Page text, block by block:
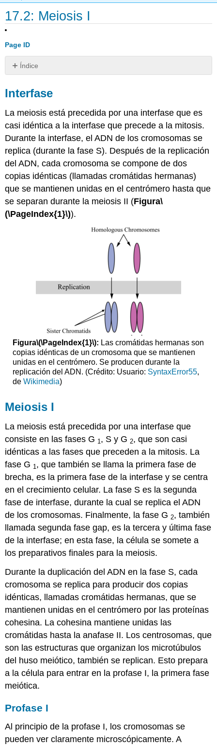
17.2: Meiosis I
Page ID
Índice
Meiosis
Profase
I
Prometafase
Metafase
I
Anafase
I
Telofase
y
Interfase
La meiosis está precedida por una interfase que es
casi idéntica a la interfase que precede a la mitosis.
Durante la interfase, el ADN de los cromosomas se
replica (durante la fase S). Después de la replicación
del ADN, cada cromosoma se compone de dos
copias idénticas (llamadas cromátidas hermanas)
que se mantienen unidas en el centrómero hasta que
se separan durante la meiosis II (Figura\
(\PageIndex{1}\)).
Figura\(\PageIndex{1}\): Las cromátidas hermanas son
copias idénticas de un cromosoma que se mantienen
unidas en el centrómero. Se producen durante la
replicación del ADN. (Crédito: Usuario: SyntaxError55,
de Wikimedia)
Meiosis I
La meiosis está precedida por una interfase que
consiste en las fases G 1, S y G 2, que son casi
idénticas a las fases que preceden a la mitosis. La
fase G 1, que también se llama la primera fase de
brecha, es la primera fase de la interfase y se centra
en el crecimiento celular. La fase S es la segunda
fase de interfase, durante la cual se replica el ADN
de los cromosomas. Finalmente, la fase G 2, también
llamada segunda fase gap, es la tercera y última fase
de la interfase; en esta fase, la célula se somete a
los preparativos finales para la meiosis.
Durante la duplicación del ADN en la fase S, cada
cromosoma se replica para producir dos copias
idénticas, llamadas cromátidas hermanas, que se
mantienen unidas en el centrómero por las proteínas
cohesina. La cohesina mantiene unidas las
cromátidas hasta la anafase II. Los centrosomas, que
son las estructuras que organizan los microtúbulos
del huso meiótico, también se replican. Esto prepara
a la célula para entrar en la profase I, la primera fase
meiótica.
Profase I
Al principio de la profase I, los cromosomas se
pueden ver claramente microscópicamente. A